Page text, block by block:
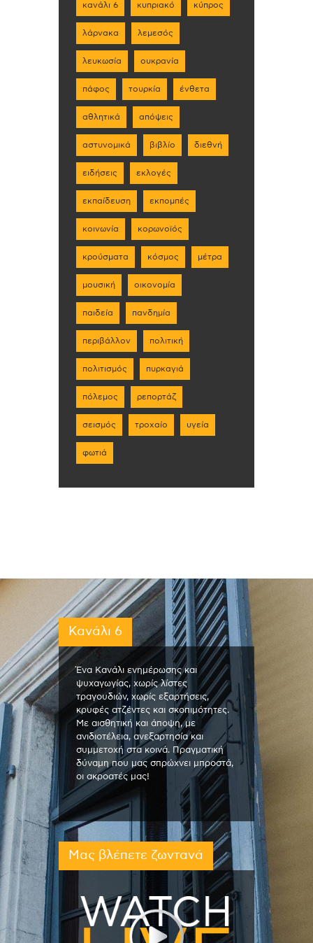
κανάλι 6 κυπριακό κύπρος
λάρνακα λεμεσός
λευκωσία ουκρανία
πάφος τουρκία ένθετα
αθλητικά απόψεις
αστυνομικά βιβλίο διεθνή
ειδήσεις εκλογές
εκπαίδευση εκπομπές
κοινωνία κορωνοϊός
κρούσματα κόσμος μέτρα
μουσική οικονομία
παιδεία πανδημία
περιβάλλον πολιτική
πολιτισμός πυρκαγιά
πόλεμος ρεπορτάζ
σεισμός τροχαίο υγεία
φωτιά
Κανάλι 6
Ένα Κανάλι ενημέρωσης και
ψυχαγωγίας, χωρίς λίστες
τραγουδιών, χωρίς εξαρτήσεις,
κρυφές ατζέντες και σκοπιμότητες.
Με αισθητική και άποψη, με
ανιδιοτέλεια, ανεξαρτησία και
συμμετοχή στα κοινά. Πραγματική
δύναμη που μας σπρώχνει μπροστά,
οι ακροατές μας!
Μας βλέπετε ζωντανά